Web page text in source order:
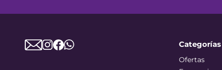
Categorías
Ofertas